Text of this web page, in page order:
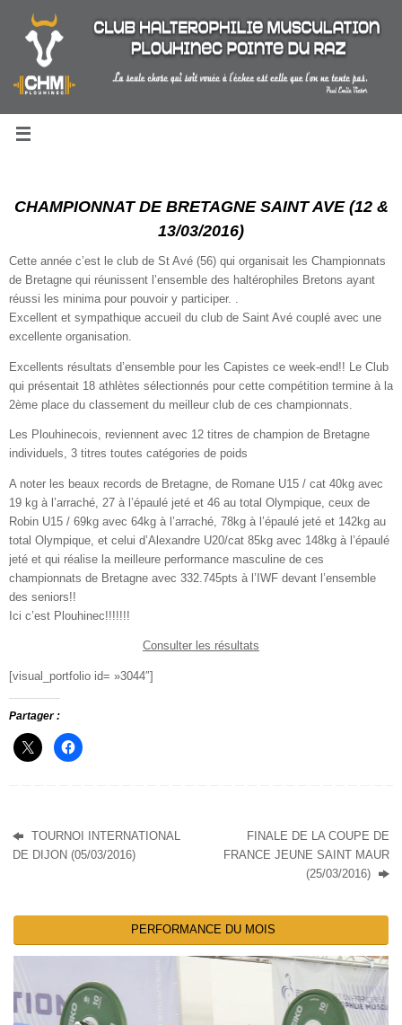
contenu
CHAMPIONNAT DE BRETAGNE SAINT AVE (12 &
13/03/2016)
Cette année c’est le club de St Avé (56) qui organisait les Championnats
de Bretagne qui réunissent l’ensemble des haltérophiles Bretons ayant
réussi les minima pour pouvoir y participer. .
Excellent et sympathique accueil du club de Saint Avé couplé avec une
excellente organisation.
Excellents résultats d’ensemble pour les Capistes ce week-end!! Le Club
qui présentait 18 athlètes sélectionnés pour cette compétition termine à la
2ème place du classement du meilleur club de ces championnats.
Les Plouhinecois, reviennent avec 12 titres de champion de Bretagne
individuels, 3 titres toutes catégories de poids
A noter les beaux records de Bretagne, de Romane U15 / cat 40kg avec
19 kg à l’arraché, 27 à l’épaulé jeté et 46 au total Olympique, ceux de
Robin U15 / 69kg avec 64kg à l’arraché, 78kg à l’épaulé jeté et 142kg au
total Olympique, et celui d’Alexandre U20/cat 85kg avec 148kg à l’épaulé
jeté et qui réalise la meilleure performance masculine de ces
championnats de Bretagne avec 332.745pts à l’IWF devant l’ensemble
des seniors!!
Ici c’est Plouhinec!!!!!!!
Consulter les résultats
[visual_portfolio id= »3044″]
Partager :
TOURNOI INTERNATIONAL
DE DIJON (05/03/2016)
FINALE DE LA COUPE DE
FRANCE JEUNE SAINT MAUR
(25/03/2016)
PERFORMANCE DU MOIS